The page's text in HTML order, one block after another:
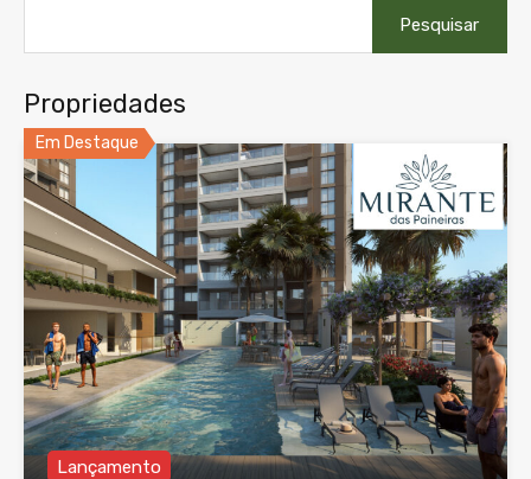
por:
Propriedades
Em Destaque
Lançamento